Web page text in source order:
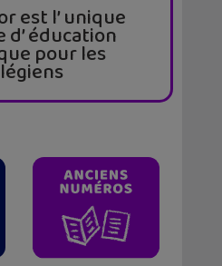
est l’ unique
d’ éducation
pour les